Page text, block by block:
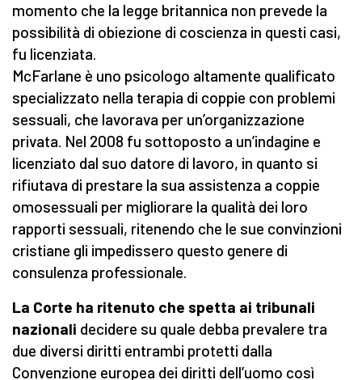
momento che la legge britannica non prevede la
possibilità di obiezione di coscienza in questi casi,
fu licenziata.
McFarlane è uno psicologo altamente qualificato
specializzato nella terapia di coppie con problemi
sessuali, che lavorava per un’organizzazione
privata. Nel 2008 fu sottoposto a un’indagine e
licenziato dal suo datore di lavoro, in quanto si
rifiutava di prestare la sua assistenza a coppie
omosessuali per migliorare la qualità dei loro
rapporti sessuali, ritenendo che le sue convinzioni
cristiane gli impedissero questo genere di
consulenza professionale.
La Corte ha ritenuto che spetta ai tribunali
nazionali decidere su quale debba prevalere tra
due diversi diritti entrambi protetti dalla
Convenzione europea dei diritti dell’uomo così